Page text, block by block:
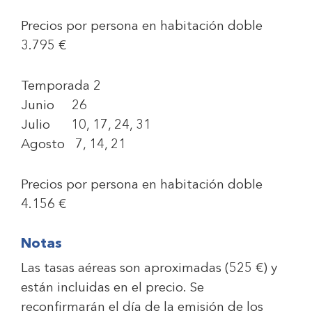
Precios por persona en habitación doble
3.795 €
Temporada 2
Junio 26
Julio 10, 17, 24, 31
Agosto 7, 14, 21
Precios por persona en habitación doble
4.156 €
Notas
Las tasas aéreas son aproximadas (525 €) y
están incluidas en el precio. Se
reconfirmarán el día de la emisión de los